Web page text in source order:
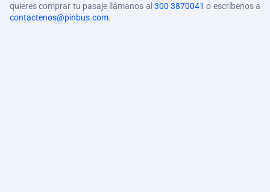
quieres comprar tu pasaje llámanos al 300 3870041 o escríbenos a
contactenos@pinbus.com.